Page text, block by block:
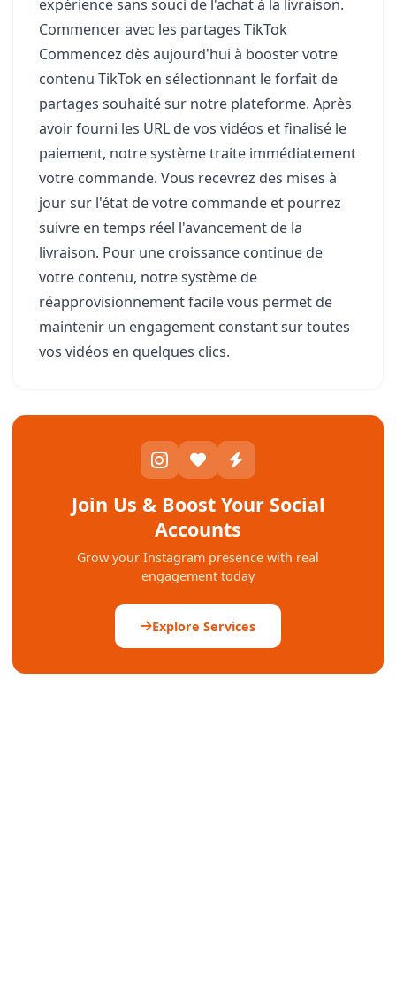
expérience sans souci de l'achat à la livraison.
Commencer avec les partages TikTok
Commencez dès aujourd'hui à booster votre
contenu TikTok en sélectionnant le forfait de
partages souhaité sur notre plateforme. Après
avoir fourni les URL de vos vidéos et finalisé le
paiement, notre système traite immédiatement
votre commande. Vous recevrez des mises à
jour sur l'état de votre commande et pourrez
suivre en temps réel l'avancement de la
livraison. Pour une croissance continue de
votre contenu, notre système de
réapprovisionnement facile vous permet de
maintenir un engagement constant sur toutes
vos vidéos en quelques clics.
Join Us & Boost Your Social
Accounts
Grow your Instagram presence with real
engagement today
Explore Services